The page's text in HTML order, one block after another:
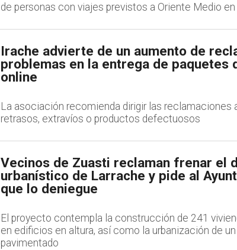
de personas con viajes previstos a Oriente Medio
Irache advierte de un aumento de
problemas en la entrega de paquetes
online
La asociación recomienda dirigir las reclamaciones
retrasos, extravíos o productos defectuosos
Vecinos de Zuasti reclaman frenar el
urbanístico de Larrache y pide al
que lo deniegue
El proyecto contempla la construcción de 241
en edificios en altura, así como la urbanización de un
pavimentado